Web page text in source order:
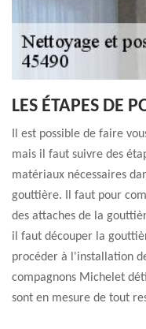
LES ÉTAPES DE
Il est possible de faire
mais il faut suivre des
matériaux nécessaires
gouttière. Il faut pour
des attaches de la
il faut découper la
procéder à l'installation
compagnons Michelet
sont en mesure de tout